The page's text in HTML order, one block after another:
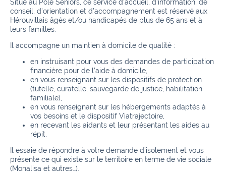
Situé au Pôle Séniors, ce service d’accueil, d’information, de
conseil, d’orientation et d’accompagnement est réservé aux
Hérouvillais âgés et/ou handicapés de plus de 65 ans et à
leurs familles.
Il accompagne un maintien à domicile de qualité :
en instruisant pour vous des demandes de participation
financière pour de l’aide à domicile,
en vous renseignant sur les dispositifs de protection
(tutelle, curatelle, sauvegarde de justice, habilitation
familiale),
en vous renseignant sur les hébergements adaptés à
vos besoins et le dispositif Viatrajectoire,
en recevant les aidants et leur présentant les aides au
répit,
Il essaie de répondre à votre demande d’isolement et vous
présente ce qui existe sur le territoire en terme de vie sociale
(Monalisa et autres…).